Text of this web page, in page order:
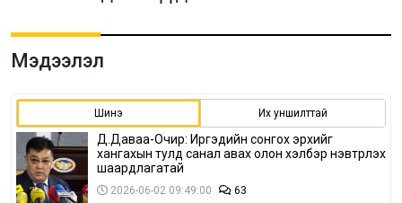
Мэдээлэл
Шинэ Их уншилттай
Д.Даваа-Очир: Иргэдийн сонгох эрхийг
хангахын тулд санал авах олон хэлбэр нэвтрүүлэх
шаардлагатай
2026-06-02 09:49:00 63